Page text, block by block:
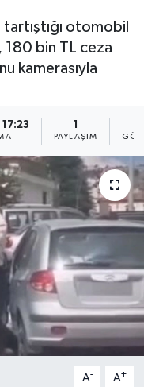
otomobil
180 bin TL ceza
kamerasıyla
PAYLAŞIM
A- A+